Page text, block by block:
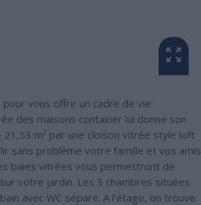
vous offrir un cadre de vie
des maisons container lui donne son
21,53 m² par une cloison vitrée style loft
sans problème votre famille et vos amis
baies vitrées vous permettront de
votre jardin. Les 3 chambres situées
avec WC séparé. A l’étage, on trouve